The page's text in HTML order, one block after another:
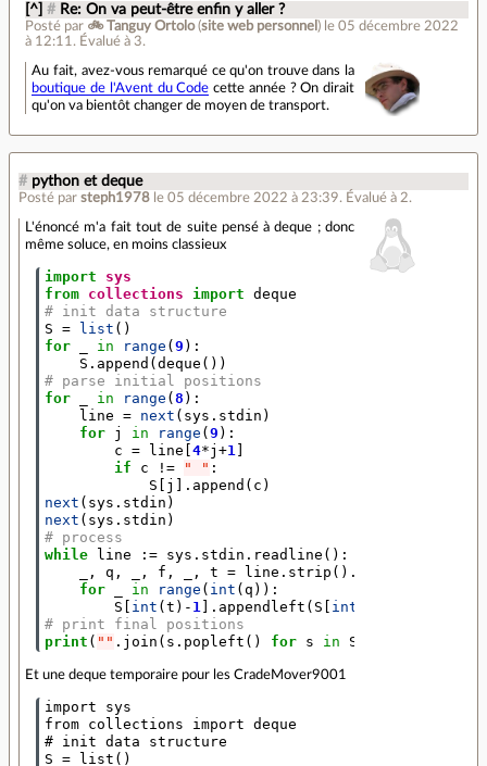
[^] # Re: On va peut-être enfin y aller ?
Posté par 🚲 Tanguy Ortolo(site web personnel ) le 05 décembre 2022
à 12:11 . Évalué à 3.
Au fait, avez-vous remarqué ce qu'on trouve dans la
boutique de l'Avent du Code cette année ? On dirait
qu'on va bientôt changer de moyen de transport.
# python et deque
Posté par steph1978 le 05 décembre 2022 à 23:39. Évalué à 2.
L'énoncé m'a fait tout de suite pensé à deque ; donc
même soluce, en moins classieux
import
sys
from collections import deque
# init data structure
S = list ()
for
in range ( 9 ):
S . append ( deque ())
# parse initial positions
for
in range ( 8 ):
line = next ( sys . stdin )
for j in range ( 9 ):
c = line 4*j +1
if
c != " " :
S
j . append ( c )
next ( sys . stdin )
next ( sys . stdin )
# process
while
line : = sys . stdin . readline ():
, q , , f , , t = line . strip () .
for
in range ( int ( q )):
S
int ( t ) - 1 . appendleft ( S int
# print final positions
print ( "" . join ( s . popleft () for s in S
Et une deque temporaire pour les CradeMover9001
import sys
from collections import deque
# init data structure
S = list()